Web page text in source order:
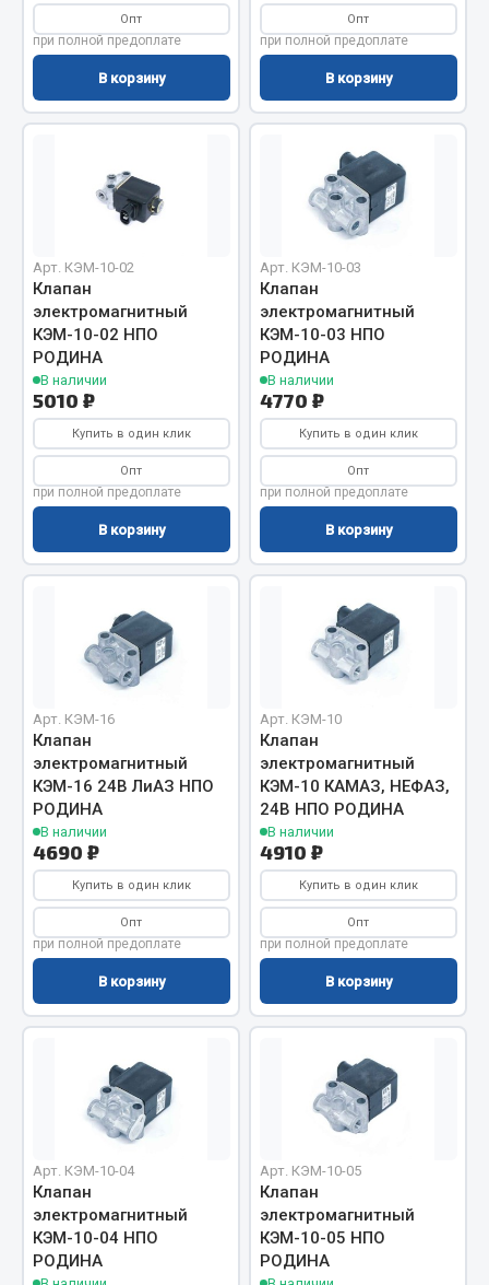
РТИ
Кольца уплотнительные
Лента конвейерная
Патрубки
Рукава высокого давления
Показать ещё
Весь раздел
Автомобильная электрика
Автолампы
Блоки реле и предохранителей
Выключатели и переключатели клавишные
Выключатель массы
Изолента
Запчасти на полуприцепы
Амортизаторы для полуприцепов
Запчасти КамАЗ
Система питания
Система выпуска газа
Система охлаждения
Сцепление
Коробка передач
Коробка передач ZF
Показать ещё
Опт
при полной предоплате
В корзину
Опт
при полной предоплате
В корзину
Арт. КЭМ-10-02
Клапан
электромагнитный
КЭМ-10-02 НПО
РОДИНА
В наличии
5010 ₽
Купить в один клик
Опт
при полной предоплате
В корзину
Арт. КЭМ-10-03
Клапан
электромагнитный
КЭМ-10-03 НПО
РОДИНА
В наличии
4770 ₽
Купить в один клик
Опт
при полной предоплате
В корзину
Арт. КЭМ-16
Клапан
электромагнитный
КЭМ-16 24В ЛиАЗ НПО
РОДИНА
В наличии
4690 ₽
Купить в один клик
Опт
при полной предоплате
В корзину
Арт. КЭМ-10
Клапан
электромагнитный
КЭМ-10 КАМАЗ, НЕФАЗ,
24В НПО РОДИНА
В наличии
4910 ₽
Купить в один клик
Опт
при полной предоплате
В корзину
Арт. КЭМ-10-04
Клапан
электромагнитный
КЭМ-10-04 НПО
РОДИНА
Арт. КЭМ-10-05
Клапан
электромагнитный
КЭМ-10-05 НПО
РОДИНА